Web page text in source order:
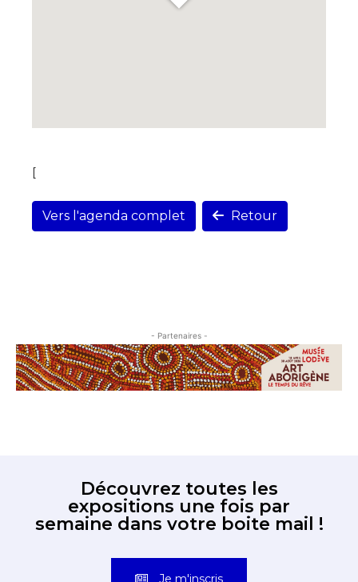
[
Vers l'agenda complet Retour
- Partenaires -
Découvrez toutes les
expositions une fois par
semaine dans votre boite mail !
Je m'inscris